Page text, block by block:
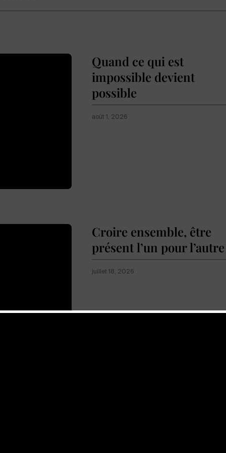
Quand ce qui est
impossible devient
possible
août 1, 2026
Croire ensemble, être
présent l’un pour l’autre
juillet 18, 2026